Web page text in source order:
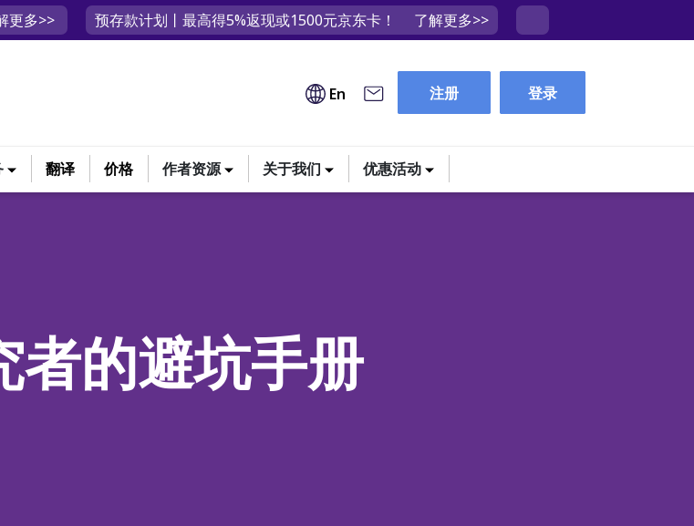
更多>> 预存款计划丨最高得5%返现或1500元京东卡！ 了解更多>>
En 注册 登录
翻译 价格 作者资源 关于我们 优惠活动
者的避坑手册